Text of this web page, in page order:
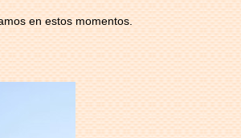
en estos momentos.